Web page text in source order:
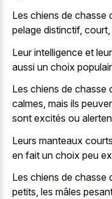
Les chiens de chasse
pelage distinctif, court,
Leur intelligence et
aussi un choix
Les chiens de chasse
calmes, mais ils
sont excités ou
Leurs manteaux
en fait un choix peu
Les chiens de chasse
petits, les mâles